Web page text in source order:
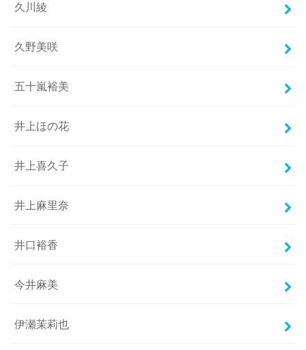
久川綾
久野美咲
五十嵐裕美
井上ほの花
井上喜久子
井上麻里奈
井口裕香
今井麻美
伊瀬茉莉也